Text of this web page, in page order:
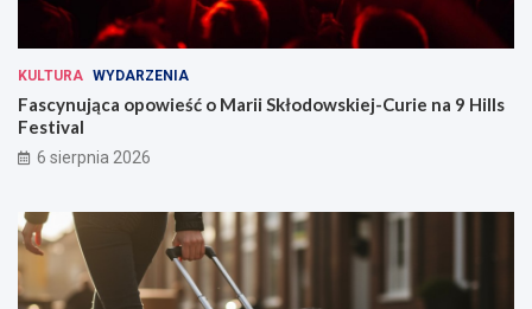
KULTURA WYDARZENIA
Fascynująca opowieść o Marii Skłodowskiej-Curie na 9 Hills
Festival
6 sierpnia 2026